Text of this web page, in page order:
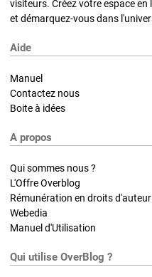
visiteurs. Créez votre espace
et démarquez-vous dans
Aide
Manuel
Contactez nous
Boite à idées
A propos
Qui sommes nous ?
L'Offre Overblog
Rémunération en droits d'auteur
Webedia
Manuel d'Utilisation
Qui utilise OverBlog ?